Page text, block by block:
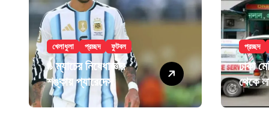
খেলাধুলা প্রচ্ছদ ফুটবল
৯ ম্যাচের নিষেধাজ্ঞার
শঙ্কায় প্যারেদেস
প্রচ্ছদ
ঢাকা
থেকে
মৃত্যু